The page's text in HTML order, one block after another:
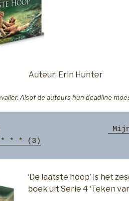
Auteur: Erin Hunter
Alsof de auteurs hun deadline
Jeugd
* * * (3)
‘De laatste hoop’ is het
boek uit Serie 4 ‘Teken